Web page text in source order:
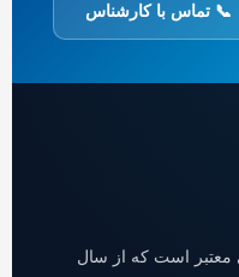
📞 تماس با کارشناس
است که از سال